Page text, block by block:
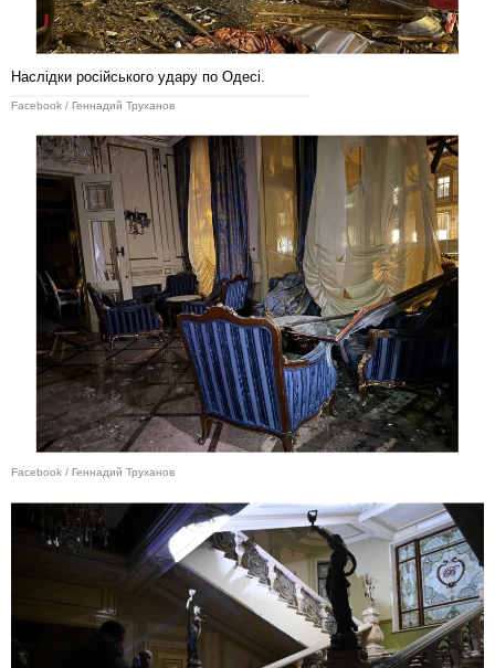
Наслідки російського удару по Одесі.
Facebook / Геннадий Труханов
Facebook / Геннадий Труханов